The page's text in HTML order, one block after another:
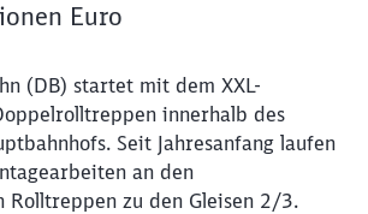
Euro
(DB) startet mit dem XXL-
innerhalb des
Seit Jahresanfang laufen
an den
Rolltreppen zu den Gleisen 2/3.